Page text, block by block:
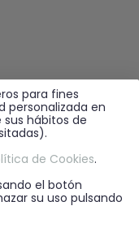
para fines
personalizada en
hábitos de
de Cookies.
el botón
su uso pulsando